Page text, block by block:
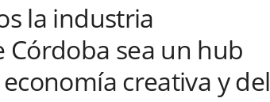
la industria
sea un hub
creativa y del